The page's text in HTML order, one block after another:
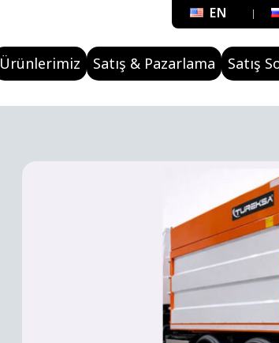
EN
Ürünlerimiz Satış & Pazarlama Satış